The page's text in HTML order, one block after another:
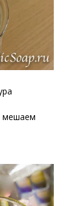
мешаем